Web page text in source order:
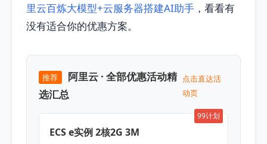
里云百炼大模型+云服务器搭建AI助手 ，看看有
没有适合你的优惠方案。
推荐
阿里云 · 全部优惠活动精
选汇总
点击直达活
动页
99计划
ECS e实例 2核2G 3M